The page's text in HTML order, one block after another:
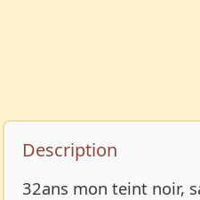
Description
Description
32ans mon teint noir,